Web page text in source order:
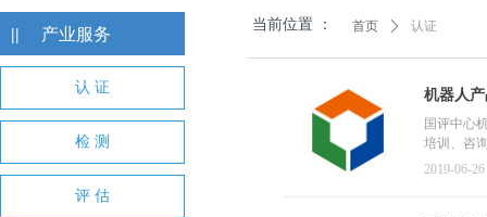
|| 产业服务 首页 ꄲ 认证
当前位置 ：
机器人
国评中心
培训、咨
之上的生
2019-06-26
认 证
评 估
检 测